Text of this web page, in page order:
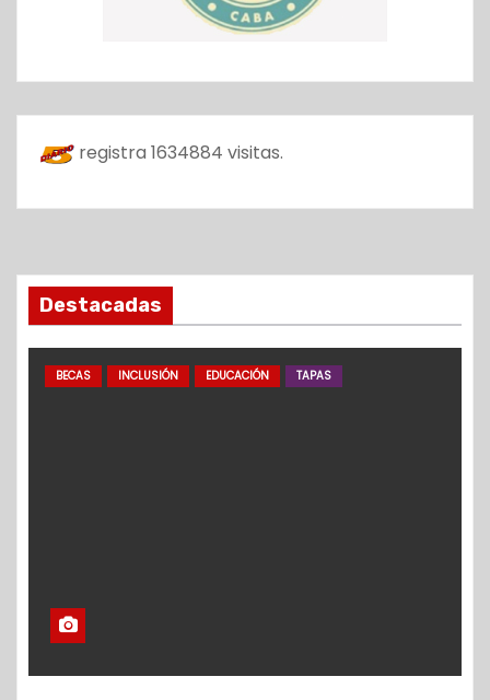
registra 1634884 visitas.
Destacadas
BECAS INCLUSIÓN EDUCACIÓN TAPAS